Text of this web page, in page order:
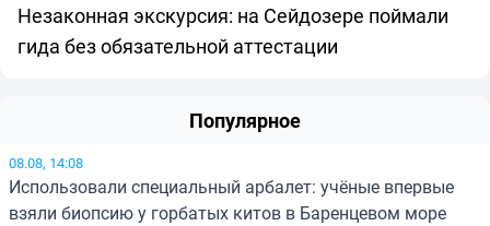
Незаконная экскурсия: на Сейдозере поймали
гида без обязательной аттестации
Популярное
08.08, 14:08
Использовали специальный арбалет: учёные впервые
взяли биопсию у горбатых китов в Баренцевом море